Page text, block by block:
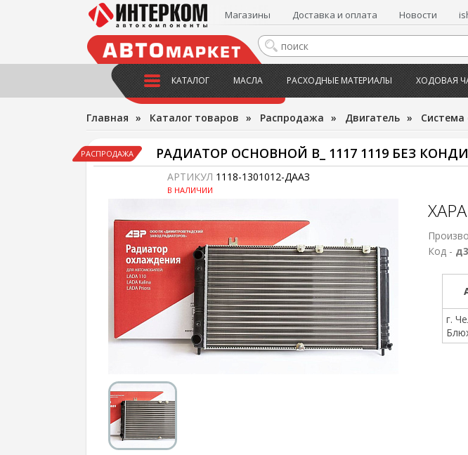
Магазины Доставка и оплата Новости
КАТАЛОГ МАСЛА РАСХОДНЫЕ МАТЕРИАЛЫ ХОДОВАЯ
Главная » Каталог товаров » Распродажа » Двигатель » Система
РАСПРОДАЖА РАДИАТОР ОСНОВНОЙ В_ 1117 1119 БЕЗ
АРТИКУЛ 1118-1301012-ДААЗ
В НАЛИЧИИ
Код -
г.